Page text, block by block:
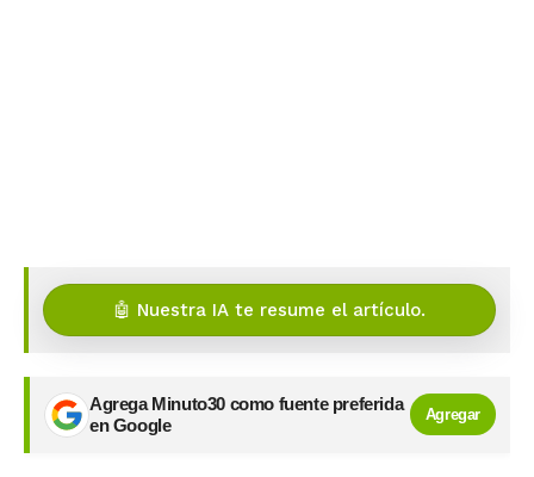
🤖 Nuestra IA te resume el artículo.
Agrega Minuto30 como fuente preferida
en Google
Agregar